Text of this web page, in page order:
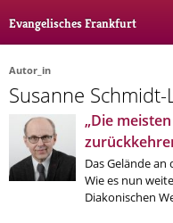
Evangelisches Frankfurt
Rubrik Ausgabe
Bücher & Filme
Ethik
Autor_in
Susanne Schmidt-
„Die
Das Gelände
Wie es nun
Diakonischen